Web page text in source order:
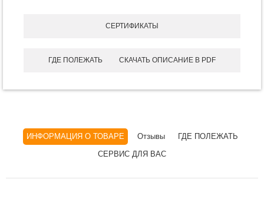
СЕРТИФИКАТЫ
ГДЕ ПОЛЕЖАТЬ СКАЧАТЬ ОПИСАНИЕ В PDF
ИНФОРМАЦИЯ О ТОВАРЕ Отзывы
ГДЕ ПОЛЕЖАТЬ
СЕРВИС ДЛЯ ВАС